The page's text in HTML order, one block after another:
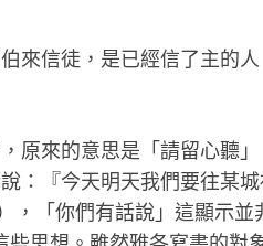
來信徒，是已經信了主的
原來的意思是「請留心聽」
：『今天明天我們要往某
，「你們有話說」這顯示並